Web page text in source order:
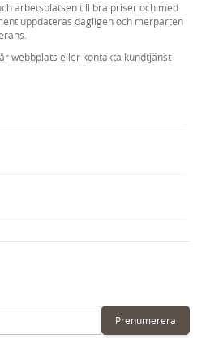
arbetsplatsen till bra priser och med
uppdateras dagligen och merparten
webbplats eller kontakta kundtjänst
Prenumerera